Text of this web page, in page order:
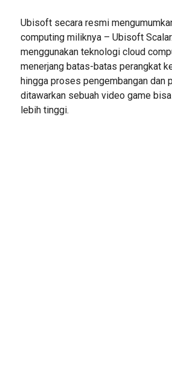
Ubisoft secara resmi
computing miliknya – Ubisoft
menggunakan teknologi cloud
menerjang batas-batas perangkat
hingga proses pengembangan dan
ditawarkan sebuah video game
lebih tinggi.